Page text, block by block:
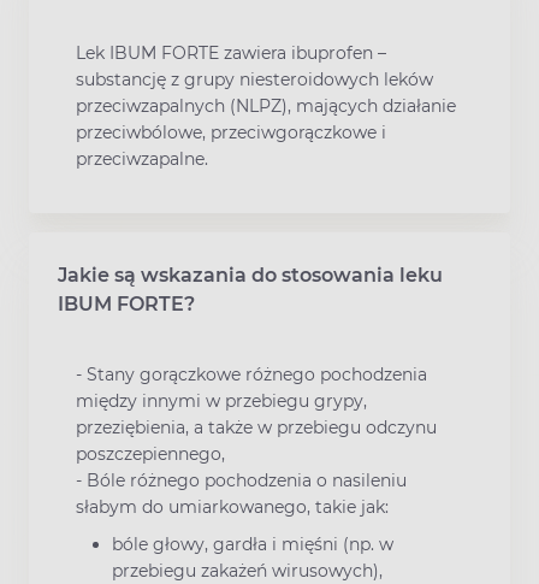
Lek IBUM FORTE zawiera ibuprofen –
substancję z grupy niesteroidowych leków
przeciwzapalnych (NLPZ), mających działanie
przeciwbólowe, przeciwgorączkowe i
przeciwzapalne.
Jakie są wskazania do stosowania leku
IBUM FORTE?
- Stany gorączkowe różnego pochodzenia
między innymi w przebiegu grypy,
przeziębienia, a także w przebiegu odczynu
poszczepiennego,
- Bóle różnego pochodzenia o nasileniu
słabym do umiarkowanego, takie jak:
bóle głowy, gardła i mięśni (np. w
przebiegu zakażeń wirusowych),